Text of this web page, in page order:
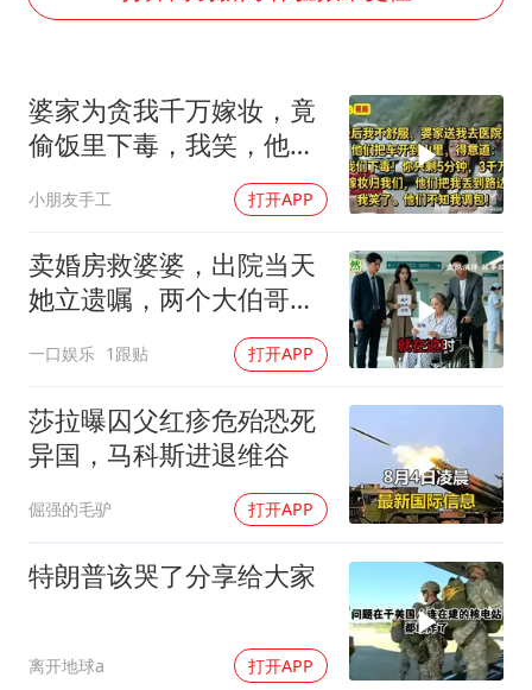
女子利用漏洞0元薅走3000多件家电
关之琳否认与27岁模特的恋情
多地要求领导干部带头休假
对话重庆地铁吐血女孩
奋进开新局 实干挑大梁
婆家为贪我千万嫁妆，竟
偷饭里下毒，我笑，他们
小朋友手工 打开APP
卖婚房救婆婆，出院当天
她立遗嘱，两个大伯哥傻
一口娱乐 1跟贴 打开APP
莎拉曝囚父红疹危殆恐死
异国，马科斯进退维谷
倔强的毛驴 打开APP
特朗普该哭了分享给大家
离开地球a 打开APP